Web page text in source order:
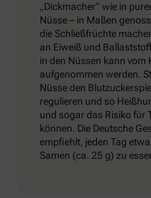
„Dickmacher“ wie in
Nüsse – in Maßen
die Schließfrüchte
an Eiweiß und
in den Nüssen kann
aufgenommen werden.
Nüsse den
regulieren und so
und sogar das Risiko für
können. Die Deutsche
empfiehlt, jeden Tag
Samen (ca. 25 g) zu